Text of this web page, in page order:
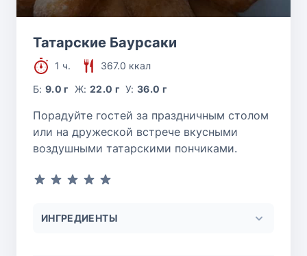
Татарские Баурсаки
1 ч.
367.0 ккал
Б:9.0 г Ж: 22.0 г У:36.0 г
Порадуйте гостей за праздничным столом
или на дружеской встрече вкусными
воздушными татарскими пончиками.
ИНГРЕДИЕНТЫ